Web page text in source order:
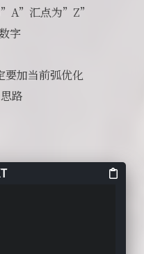
”A”汇点为”Z”
字
加当前弧优化
路